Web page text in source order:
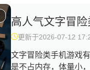
家体验到最纯粹的乐
高人气文字冒
更新于2026-07-12
文字冒险类手机游戏
是不占内存，体量小